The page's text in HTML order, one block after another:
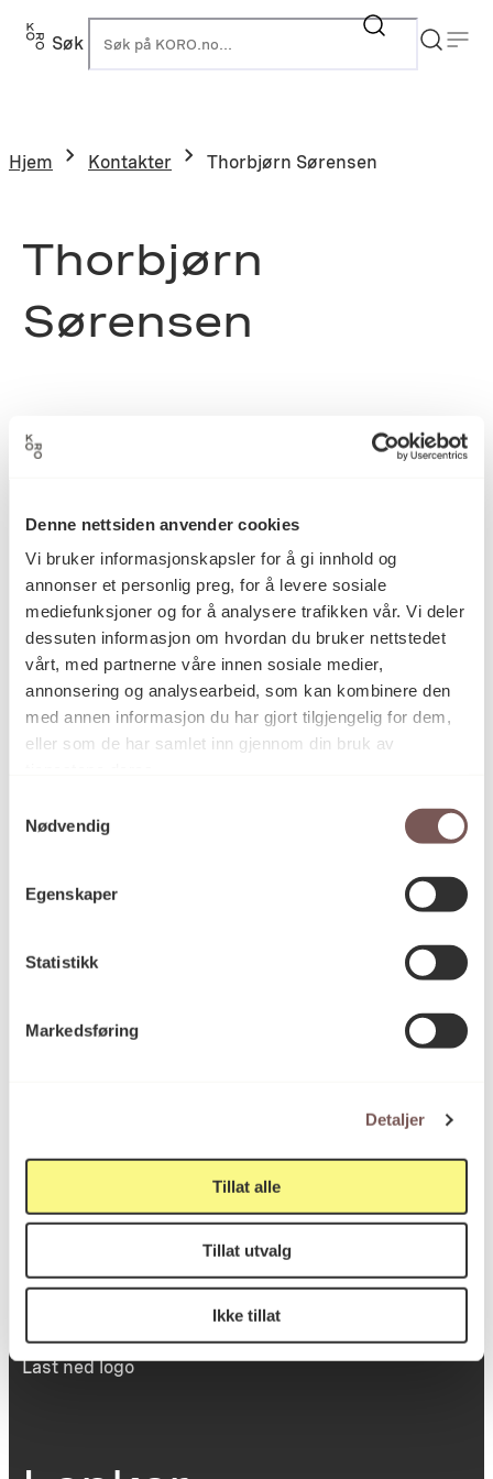
Denne nettsiden anvender cookies
Vi bruker informasjonskapsler for å gi innhold og
annonser et personlig preg, for å levere sosiale
mediefunksjoner og for å analysere trafikken vår. Vi deler
dessuten informasjon om hvordan du bruker nettstedet
vårt, med partnerne våre innen sosiale medier,
annonsering og analysearbeid, som kan kombinere den
med annen informasjon du har gjort tilgjengelig for dem,
eller som de har samlet inn gjennom din bruk av
Nødvendig
Egenskaper
Statistikk
Markedsføring
Detaljer
Tillat alle
Tillat utvalg
Ikke tillat
Søk
Hjem Kontakter Thorbjørn Sørensen
Thorbjørn
Sørensen
Postadresse
Postboks 6994
St. Olavs plass
inngang Løkkeveien,
Viktig info
Utbetaling og fakturering
Personvernerklæring
Dokumentasjonsskjema
Last ned logo